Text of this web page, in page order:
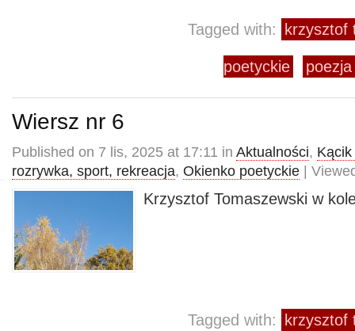
Tagged with: krzysztof
poetyckie poezja
Wiersz nr 6
Published on 7 lis, 2025 at 17:11 in Aktualności,
rozrywka, sport, rekreacja, Okienko poetyckie |
Krzysztof Tomaszewski w
Tagged with: krzysztof